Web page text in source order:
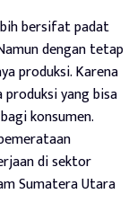
bersifat padat
dengan tetap
produksi. Karena
yang bisa
konsumen.
di sektor
Sumatera Utara